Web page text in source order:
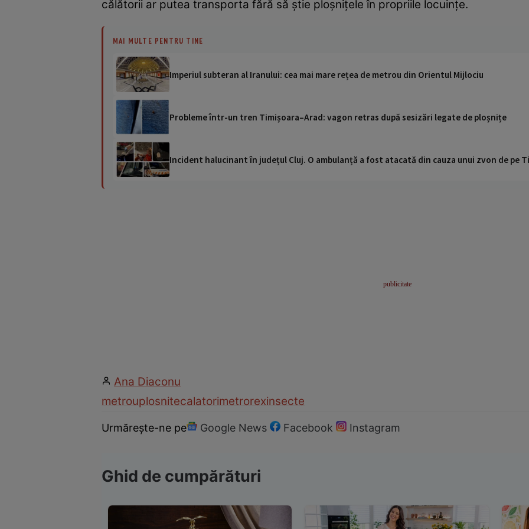
călătorii ar putea transporta fără să știe ploșnițele în propriile locuințe.
MAI MULTE PENTRU TINE
Imperiul subteran al Iranului: cea mai mare rețea de metrou din Orientul Mijlociu
Probleme într-un tren Timișoara–Arad: vagon retras după sesizări legate de ploșnițe
Incident halucinant în județul Cluj. O ambulanță a fost atacată din cauza unui zvon de pe
Ana Diaconu
metrouplosnitecalatorimetrorexinsecte
Urmărește-ne pe Google News Facebook Instagram
Ghid de cumpărături